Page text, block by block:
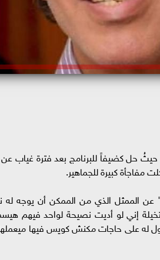
حل كضيفاً للبرنامج بعد فترة غياب عن
مفاجأة كبيرة للجماهير.
الممثل الذي من الممكن أن يوجه له
إني لو أديت نصيحة لواحد فيهم
له على حاجات مكنش كويس فيها